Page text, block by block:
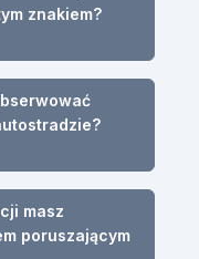
znakiem?
masz
poruszającym